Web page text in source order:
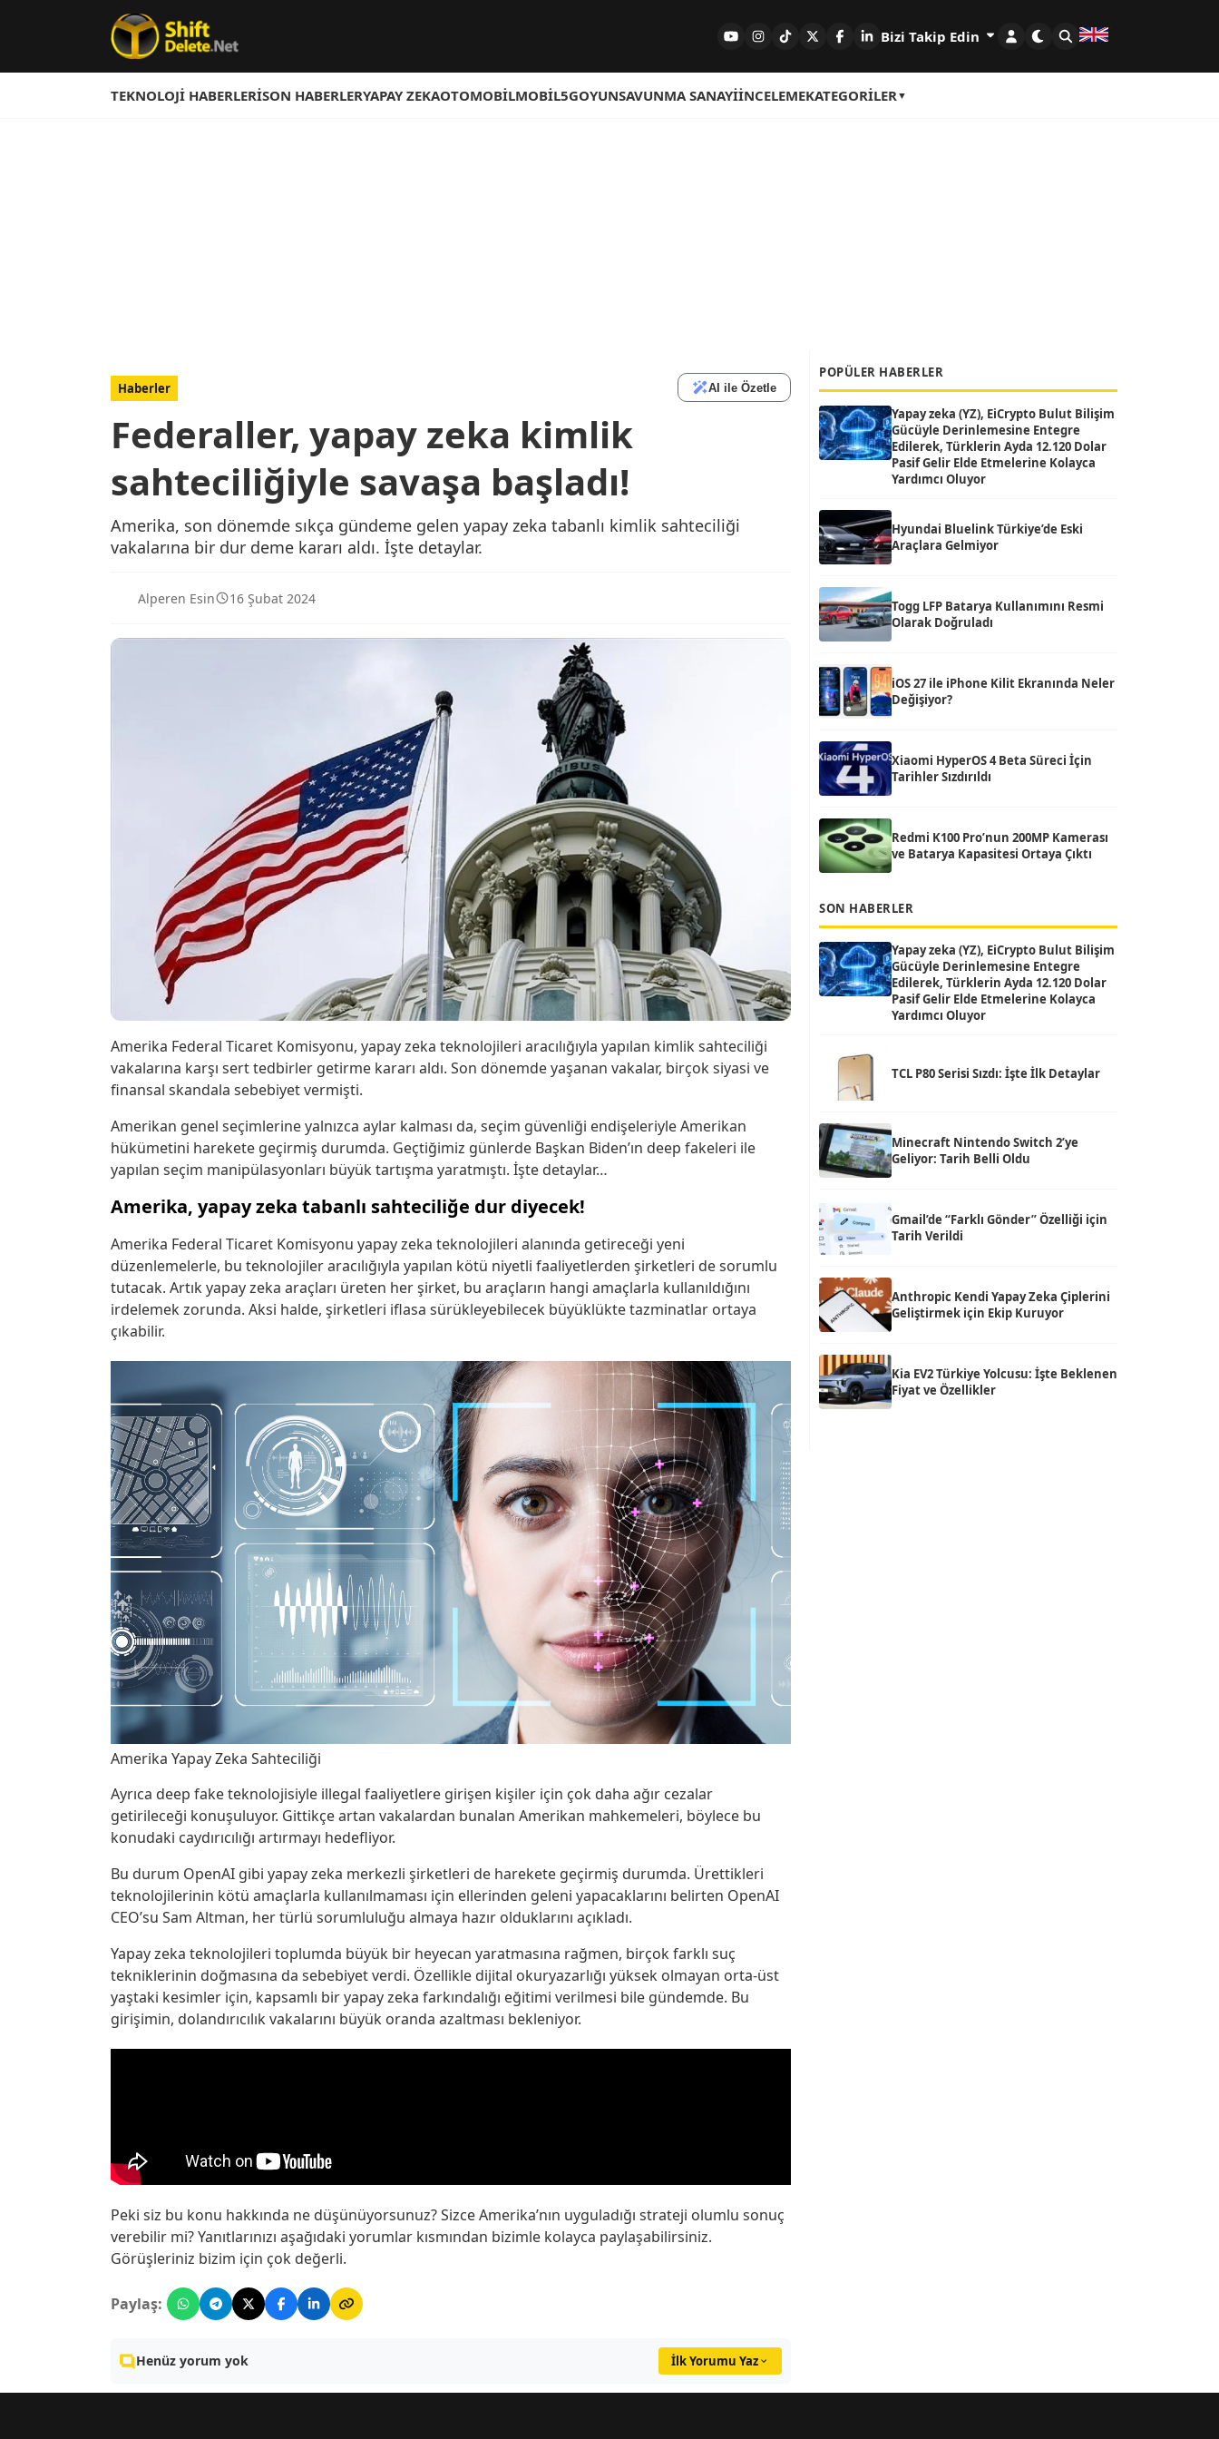
Bizi Takip Edin
TEKNOLOJI HABERLERISON HABERLERYAPAY ZEKAOTOMOBILMOBIL5GOYUNSAVUNMA SANAYIİNCELEMEKATEGORILER
Haberler AI ile Özetle
Federaller, yapay zeka kimlik
sahteciliğiyle savaşa başladı!
Amerika, son dönemde sıkça gündeme gelen yapay zeka tabanlı kimlik sahteciliği
vakalarına bir dur deme kararı aldı. İşte detaylar.
Alperen Esin 16 Şubat 2024
Amerika Federal Ticaret Komisyonu, yapay zeka teknolojileri aracılığıyla yapılan kimlik sahteciliği
vakalarına karşı sert tedbirler getirme kararı aldı. Son dönemde yaşanan vakalar, birçok siyasi ve
finansal skandala sebebiyet vermişti.
Amerikan genel seçimlerine yalnızca aylar kalması da, seçim güvenliği endişeleriyle Amerikan
hükümetini harekete geçirmiş durumda. Geçtiğimiz günlerde Başkan Biden’ın deep fakeleri ile
yapılan seçim manipülasyonları büyük tartışma yaratmıştı. İşte detaylar…
Amerika, yapay zeka tabanlı sahteciliğe dur diyecek!
Amerika Federal Ticaret Komisyonu yapay zeka teknolojileri alanında getireceği yeni
düzenlemelerle, bu teknolojiler aracılığıyla yapılan kötü niyetli faaliyetlerden şirketleri de sorumlu
tutacak. Artık yapay zeka araçları üreten her şirket, bu araçların hangi amaçlarla kullanıldığını
irdelemek zorunda. Aksi halde, şirketleri iflasa sürükleyebilecek büyüklükte tazminatlar ortaya
çıkabilir.
Amerika Yapay Zeka Sahteciliği
Ayrıca deep fake teknolojisiyle illegal faaliyetlere girişen kişiler için çok daha ağır cezalar
getirileceği konuşuluyor. Gittikçe artan vakalardan bunalan Amerikan mahkemeleri, böylece bu
konudaki caydırıcılığı artırmayı hedefliyor.
Bu durum OpenAI gibi yapay zeka merkezli şirketleri de harekete geçirmiş durumda. Ürettikleri
teknolojilerinin kötü amaçlarla kullanılmaması için ellerinden geleni yapacaklarını belirten OpenAI
CEO’su Sam Altman, her türlü sorumluluğu almaya hazır olduklarını açıkladı.
Yapay zeka teknolojileri toplumda büyük bir heyecan yaratmasına rağmen, birçok farklı suç
tekniklerinin doğmasına da sebebiyet verdi. Özellikle dijital okuryazarlığı yüksek olmayan orta-üst
yaştaki kesimler için, kapsamlı bir yapay zeka farkındalığı eğitimi verilmesi bile gündemde. Bu
girişimin, dolandırıcılık vakalarını büyük oranda azaltması bekleniyor.
Peki siz bu konu hakkında ne düşünüyorsunuz? Sizce Amerika’nın uyguladığı strateji olumlu sonuç
verebilir mi? Yanıtlarınızı aşağıdaki yorumlar kısmından bizimle kolayca paylaşabilirsiniz.
Görüşleriniz bizim için çok değerli.
Paylaş:
Henüz yorum yok İlk Yorumu Yaz
POPÜLER HABERLER
Yapay zeka (YZ), EiCrypto Bulut Bilişim
Gücüyle Derinlemesine Entegre
Edilerek, Türklerin Ayda 12.120 Dolar
Pasif Gelir Elde Etmelerine Kolayca
Yardımcı Oluyor
Hyundai Bluelink Türkiye’de Eski
Araçlara Gelmiyor
Togg LFP Batarya Kullanımını Resmi
Olarak Doğruladı
iOS 27 ile iPhone Kilit Ekranında Neler
Değişiyor?
Xiaomi HyperOS 4 Beta Süreci İçin
Tarihler Sızdırıldı
Redmi K100 Pro’nun 200MP Kamerası
ve Batarya Kapasitesi Ortaya Çıktı
SON HABERLER
Yapay zeka (YZ), EiCrypto Bulut Bilişim
Gücüyle Derinlemesine Entegre
Edilerek, Türklerin Ayda 12.120 Dolar
Pasif Gelir Elde Etmelerine Kolayca
Yardımcı Oluyor
TCL P80 Serisi Sızdı: İşte İlk Detaylar
Minecraft Nintendo Switch 2’ye
Geliyor: Tarih Belli Oldu
Gmail’de “Farklı Gönder” Özelliği için
Tarih Verildi
Anthropic Kendi Yapay Zeka Çiplerini
Geliştirmek için Ekip Kuruyor
Kia EV2 Türkiye Yolcusu: İşte Beklenen
Fiyat ve Özellikler